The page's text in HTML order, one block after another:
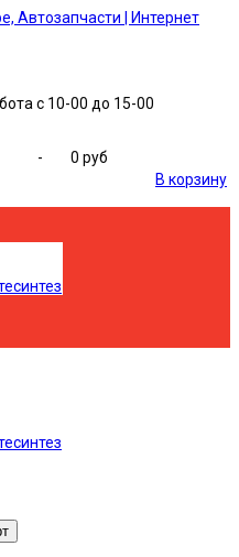
с 10-00 до 15-00
-
0 руб
В корзину